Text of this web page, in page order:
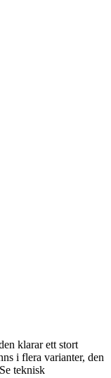
klarar ett stort
i flera varianter, den
teknisk